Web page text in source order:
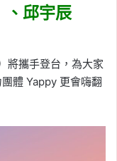
、邱宇辰
將攜手登台，為大家
體 Yappy 更會嗨翻